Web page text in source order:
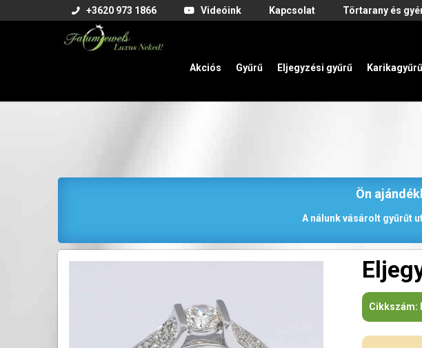
+3620 973 1866 Videóink Kapcsolat Törtarany és
Akciós Gyűrű Eljegyzési gyűrű Karikagyűrű
Ön
A nálunk vásárolt gyűrűt
Cikkszám: